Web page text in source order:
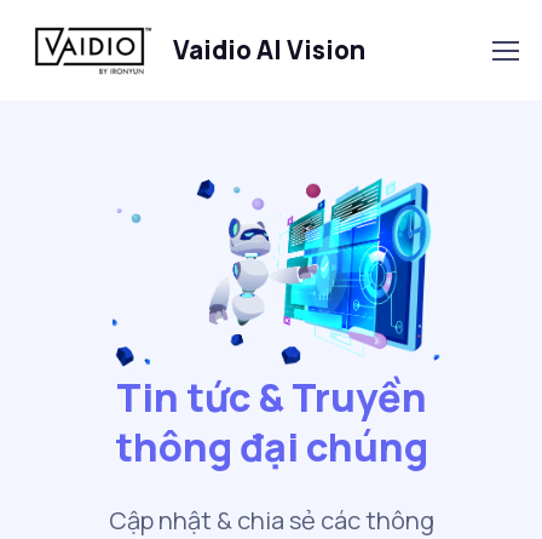
Vaidio AI Vision
Tin tức & Truyền
thông đại chúng
Cập nhật & chia sẻ các thông